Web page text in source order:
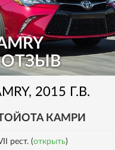
ОТЗЫВ
, 2015 Г.В.
КАМРИ
рест. (открыть)